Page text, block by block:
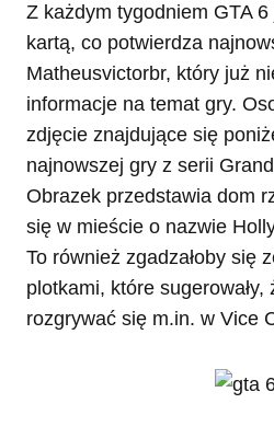
Z każdym tygodniem GTA
kartą, co potwierdza
Matheusvictorbr, który już
informacje na temat gry.
zdjęcie znajdujące się
najnowszej gry z serii
Obrazek przedstawia dom
się w mieście o nazwie
To również zgadzałoby się
plotkami, które sugerowały,
rozgrywać się m.in. w Vice